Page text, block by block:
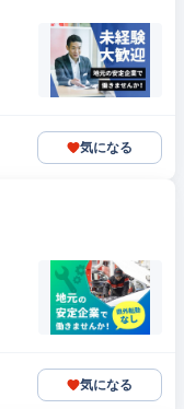
気になる
気になる